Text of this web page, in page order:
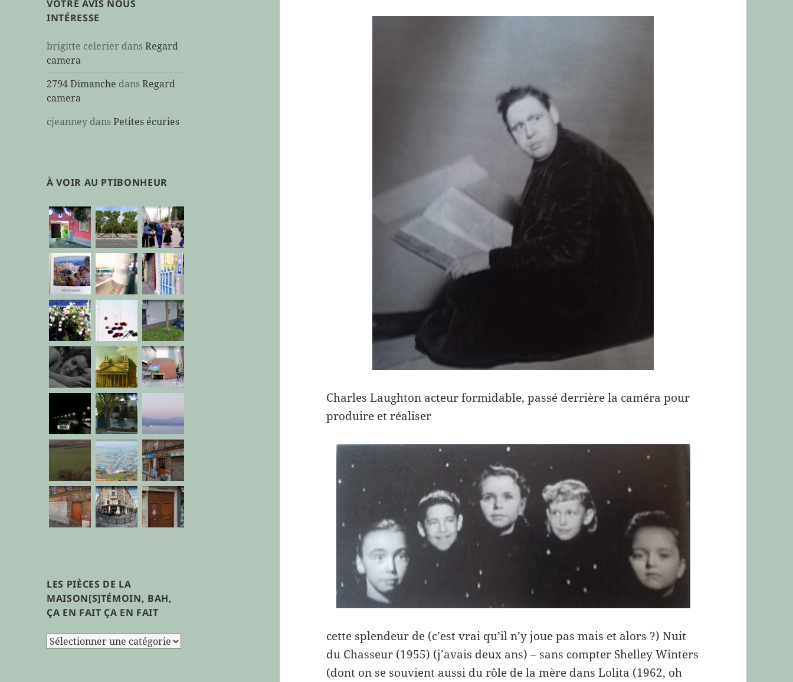
VOTRE AVIS NOUS
INTÉRESSE
brigitte celerier dansRegard
camera
2794 Dimanche dansRegard
camera
cjeanney dansPetites écuries
À VOIR AU PTIBONHEUR
LES PIÈCES DE LA
MAISON[S]TÉMOIN, BAH,
ÇA EN FAIT ÇA EN FAIT
les
Charles Laughton acteur formidable, passé derrière la caméra pour
produire et réaliser
cette splendeur de (c’est vrai qu’il n’y joue pas mais et alors ?) Nuit
du Chasseur (1955) (j’avais deux ans) – sans compter Shelley Winters
(dont on se souvient aussi du rôle de la mère dans Lolita (1962, oh